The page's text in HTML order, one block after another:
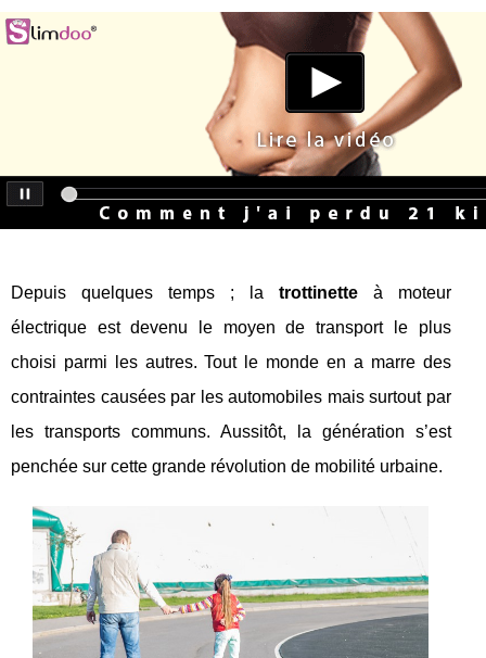
Depuis quelques temps ; la trottinetteà moteur
électrique est devenu le moyen de transport le plus
choisi parmi les autres. Tout le monde en a marre des
contraintes causées par les automobiles mais surtout par
les transports communs. Aussitôt, la génération s’est
penchée sur cette grande révolution de mobilité urbaine.